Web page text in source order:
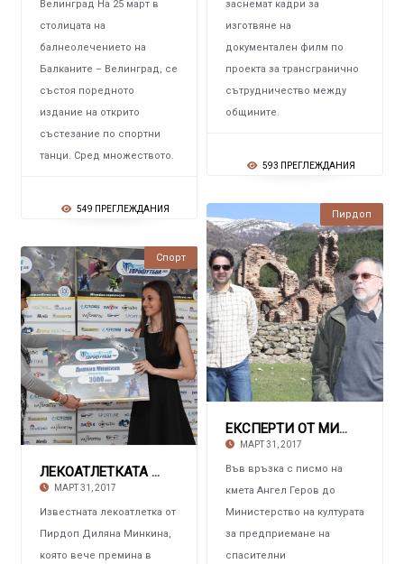
заснемат кадри за
изготвяне на
документален филм по
проекта за трансгранично
сътрудничество между
общините.
593 ПРЕГЛЕЖДАНИЯ
Велинград На 25 март в
столицата на
балнеолечението на
Балканите – Велинград, се
състоя поредното
издание на открито
състезание по спортни
танци. Сред множеството.
549 ПРЕГЛЕЖДАНИЯ Пирдоп
ЕКСПЕРТИ ОТ МИНИСТЕРСТВО НА КУЛТУРАТА Посети
МАРТ 31, 2017
Във връзка с писмо на
кмета Ангел Геров до
Министерство на културата
за предприемане на
спасителни
Спорт
ЛЕКОАТЛЕТКАТА ДИЛЯНА МИНКИНА Първа при женит
МАРТ 31, 2017
Известната лекоатлетка от
Пирдоп Диляна Минкина,
която вече премина в